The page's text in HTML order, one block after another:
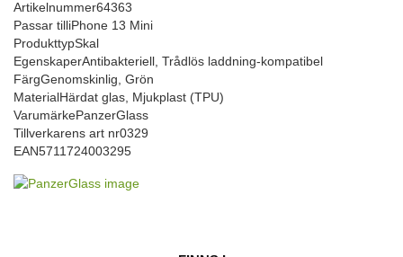
Artikelnummer64363
Passar tilliPhone 13 Mini
ProdukttypSkal
EgenskaperAntibakteriell, Trådlös laddning-kompatibel
FärgGenomskinlig, Grön
MaterialHärdat glas, Mjukplast (TPU)
VarumärkePanzerGlass
Tillverkarens art nr0329
EAN5711724003295